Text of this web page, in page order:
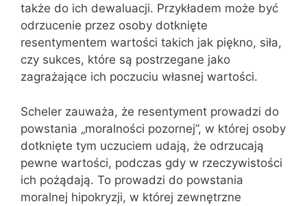
także do ich dewaluacji. Przykładem może być
odrzucenie przez osoby dotknięte
resentymentem wartości takich jak piękno, siła,
czy sukces, które są postrzegane jako
zagrażające ich poczuciu własnej wartości.
Scheler zauważa, że resentyment prowadzi do
powstania „moralności pozornej”, w której osoby
dotknięte tym uczuciem udają, że odrzucają
pewne wartości, podczas gdy w rzeczywistości
ich pożądają. To prowadzi do powstania
moralnej hipokryzji, w której zewnętrzne